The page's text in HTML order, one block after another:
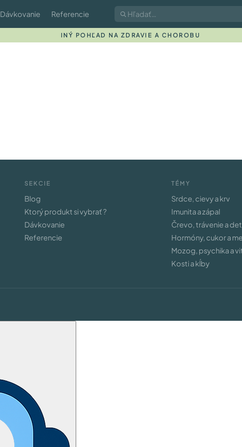
Dávkovanie Referencie
INÝ POHĽAD NA ZDRAVIE A CHOROBU
SEKCIE
Blog
Ktorý produkt si vybrať ?
Dávkovanie
Referencie
TÉMY
Srdce, cievy a krv
Imunita a zápal
Črevo, trávenie a
Hormóny, cukor a
Mozog, psychika a
Kosti a kĺby